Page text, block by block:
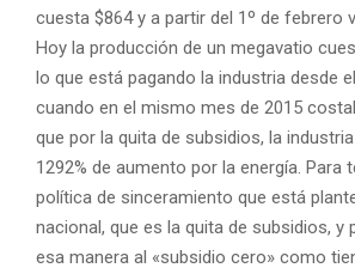
cuesta $864 y a partir del 1º de febrero
Hoy la producción de un megavatio
lo que está pagando la industria desde
cuando en el mismo mes de 2015
que por la quita de subsidios, la
1292% de aumento por la energía. Para
política de sinceramiento que está
nacional, que es la quita de subsidios, y
esa manera al «subsidio cero» como